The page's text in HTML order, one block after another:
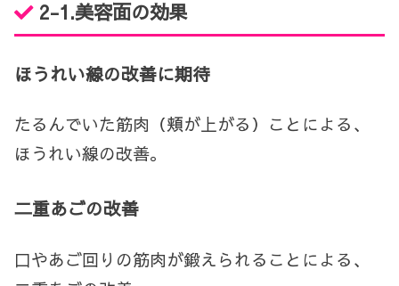
2-1.美容面の効果
ほうれい線の改善に期待
たるんでいた筋肉（頬が上がる）ことによる、
ほうれい線の改善。
二重あごの改善
口やあご回りの筋肉が鍛えられることによる、